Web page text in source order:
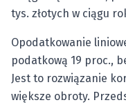
tys. złotych w ciągu
Opodatkowanie
podatkową 19 proc.,
Jest to rozwiązanie
większe obroty.